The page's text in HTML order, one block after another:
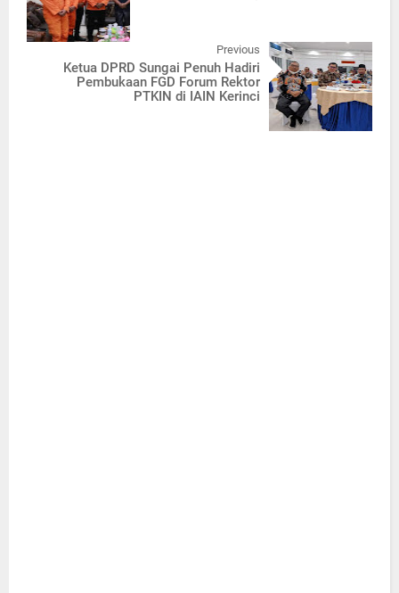
Previous
Ketua DPRD Sungai Penuh Hadiri
Pembukaan FGD Forum Rektor
PTKIN di IAIN Kerinci